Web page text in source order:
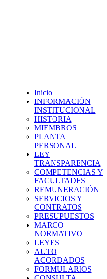
Inicio
INFORMACIÓN
INSTITUCIONAL
HISTORIA
MIEMBROS
PLANTA
PERSONAL
LEY
TRANSPARENCIA
COMPETENCIAS Y
FACULTADES
REMUNERACIÓN
SERVICIOS Y
CONTRATOS
PRESUPUESTOS
MARCO
NORMATIVO
LEYES
AUTO
ACORDADOS
FORMULARIOS